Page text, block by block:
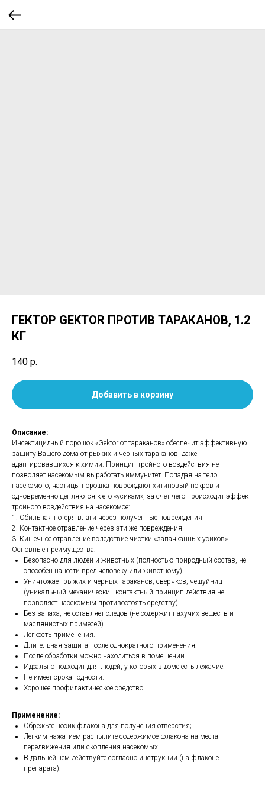
ГЕКТОР GEKTOR ПРОТИВ ТАРАКАНОВ, 1.2
КГ
140 р.
Добавить в корзину
Описание:
Инсектицидный порошок «Gektor от тараканов» обеспечит эффективную
защиту Вашего дома от рыжих и черных тараканов, даже
адаптировавшихся к химии. Принцип тройного воздействия не
позволяет насекомым выработать иммунитет. Попадая на тело
насекомого, частицы порошка повреждают хитиновый покров и
одновременно цепляются к его «усикам», за счет чего происходит эффект
тройного воздействия на насекомое:
1. Обильная потеря влаги через полученные повреждения
2. Контактное отравление через эти же повреждения
3. Кишечное отравление вследствие чистки «запачканных усиков»
Основные преимущества:
Безопасно для людей и животных (полностью природный состав, не
способен нанести вред человеку или животному).
Уничтожает рыжих и черных тараканов, сверчков, чешуйниц
(уникальный механически - контактный принцип действия не
позволяет насекомым противостоять средству).
Без запаха, не оставляет следов (не содержит пахучих веществ и
маслянистых примесей).
Легкость применения.
Длительная защита после однократного применения.
После обработки можно находиться в помещении.
Идеально подходит для людей, у которых в доме есть лежачие.
Не имеет срока годности.
Хорошее профилактическое средство.
Применение:
Обрежьте носик флакона для получения отверстия;
Легким нажатием распылите содержимое флакона на места
передвижения или скопления насекомых.
В дальнейшем действуйте согласно инструкции (на флаконе
препарата).